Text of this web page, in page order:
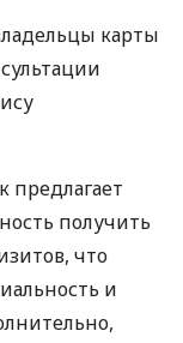
карты
предлагает
получить
что
и